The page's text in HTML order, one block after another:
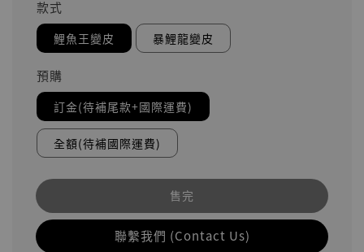
款式
鯉魚王變皮 暴鯉龍變皮
預購
訂金(待補尾款+國際運費)
全額(待補國際運費)
售完
聯繫我們 (Contact Us)